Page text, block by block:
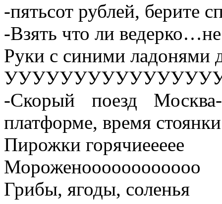
-пятьсот рублей, берите
-Взять что ли
Руки с синими ладонями
-Скорый поезд
платформе, время
Пирожки горячиеееее
Мороженоооооооооооо
Грибы, ягоды, соленья